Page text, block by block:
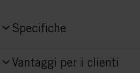
Specifiche
G70325
Vantaggi per i clienti